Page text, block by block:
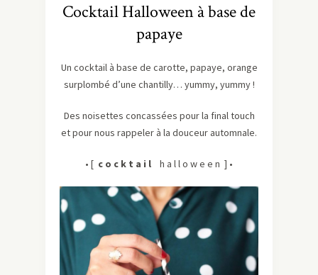
Cocktail Halloween à base de
papaye
Un cocktail à base de carotte, papaye, orange
surplombé d’une chantilly… yummy, yummy !
Des noisettes concassées pour la final touch
et pour nous rappeler à la douceur automnale.
• [ c o c k t a i l h a l l o w e e n ] •